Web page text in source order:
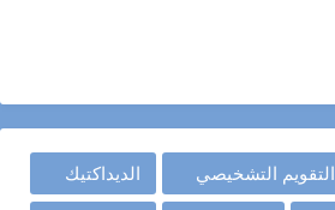
التقويم التشخيصي الديداكتيك